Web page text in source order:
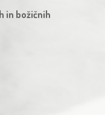
in božičnih